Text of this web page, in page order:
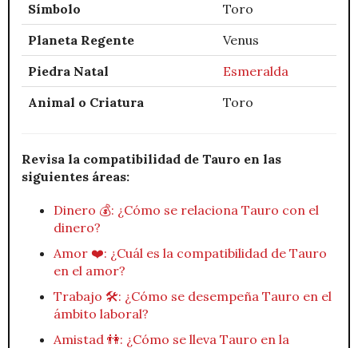
Símbolo
Toro
Planeta Regente
Venus
Piedra Natal
Esmeralda
Animal o Criatura
Toro
Revisa la compatibilidad de Tauro en las
siguientes áreas:
Dinero 💰: ¿Cómo se relaciona Tauro con el
dinero?
Amor ❤️: ¿Cuál es la compatibilidad de Tauro
en el amor?
Trabajo 🛠️: ¿Cómo se desempeña Tauro en el
ámbito laboral?
Amistad 👫: ¿Cómo se lleva Tauro en la